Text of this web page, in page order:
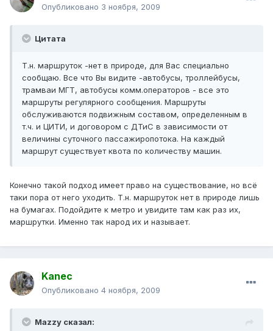
Опубликовано 3 ноября, 2009
Цитата
Т.н. маршруток -нет в природе, для Вас специально
сообщаю. Все что Вы видите -автобусы, троллейбусы,
трамваи МГТ, автобусы комм.операторов - все это
маршруты регулярного сообщения. Маршруты
обслуживаются подвижным составом, определенным в
т.ч. и ЦИТИ, и договором с ДТиС в зависимости от
величины суточного пассажиропотока. На каждый
маршрут существует квота по количеству машин.
Конечно такой подход имеет право на существование, но всё
таки пора от него уходить. Т.н. маршруток нет в природе лишь
на бумагах. Подойдите к метро и увидите там как раз их,
маршрутки. Именно так народ их и называет.
Kanec
Опубликовано 4 ноября, 2009
Mazzy сказал: